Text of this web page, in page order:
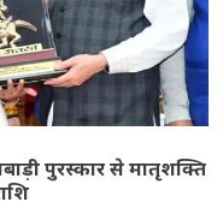
पुरस्कार से मातृशक्ति